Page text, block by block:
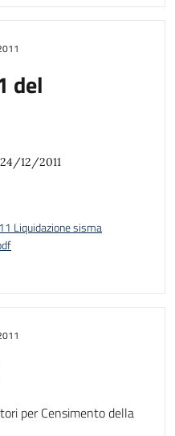
per Censimento della
del
24/12/2011
Liquidazione sisma